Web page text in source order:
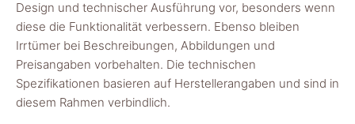
Design und technischer Ausführung vor, besonders wenn
diese die Funktionalität verbessern. Ebenso bleiben
Irrtümer bei Beschreibungen, Abbildungen und
Preisangaben vorbehalten. Die technischen
Spezifikationen basieren auf Herstellerangaben und sind in
diesem Rahmen verbindlich.